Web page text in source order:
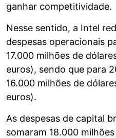
ganhar competitividade.
Nesse sentido, a Intel
despesas operacionais
17.000 milhões de
euros), sendo que para
16.000 milhões de
euros).
As despesas de capital
somaram 18.000